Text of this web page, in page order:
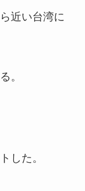
近い台湾に
。
した。